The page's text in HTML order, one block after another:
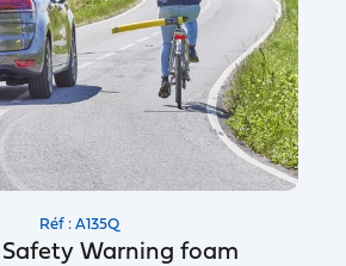
Réf : A135Q
Warning foam